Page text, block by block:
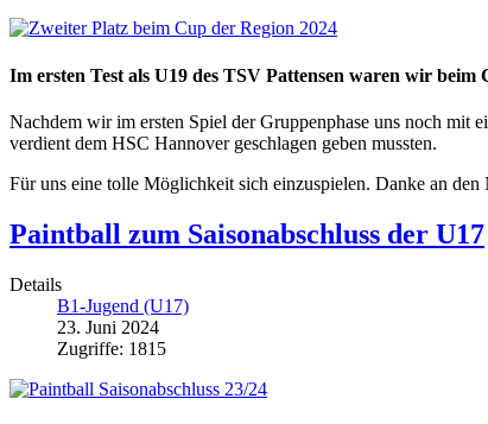
Im ersten Test als U19 des TSV Pattensen waren wir
Nachdem wir im ersten Spiel der Gruppenphase uns noch mit
verdient dem HSC Hannover geschlagen geben mussten.
Für uns eine tolle Möglichkeit sich einzuspielen. Danke an
Paintball zum Saisonabschluss der U17
Details
B1-Jugend (U17)
23. Juni 2024
Zugriffe: 1815